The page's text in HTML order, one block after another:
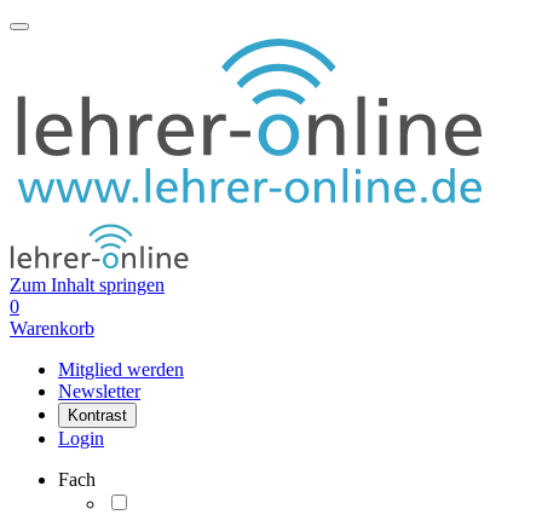
Zum Inhalt springen
0
Warenkorb
Mitglied werden
Newsletter
Kontrast
Login
Fach